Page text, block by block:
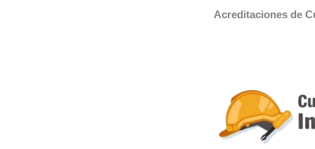
Acreditaciones de